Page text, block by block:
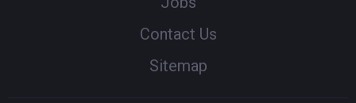
Contact Us
Sitemap